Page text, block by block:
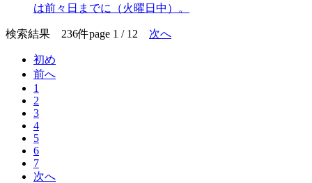
は前々日までに（火曜日中）。
検索結果 236件page 1 / 12 次へ
初め
前へ
1
2
3
4
5
6
7
次へ